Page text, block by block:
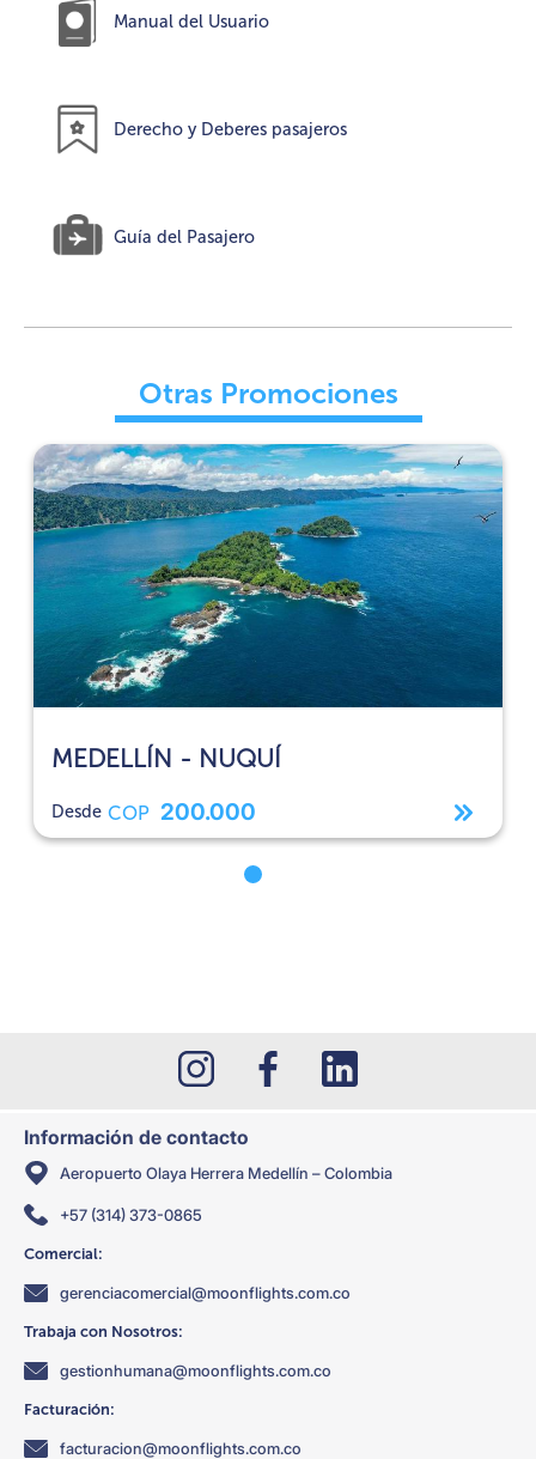
Manual del Usuario
Derecho y Deberes pasajeros
Guía del Pasajero
Otras Promociones
MEDELLÍN - NUQUÍ
Desde COP 200.000
Información de contacto
Aeropuerto Olaya Herrera Medellín – Colombia
+57 (314) 373-0865
Comercial:
gerenciacomercial@moonflights.com.co
Trabaja con Nosotros:
gestionhumana@moonflights.com.co
Facturación:
facturacion@moonflights.com.co